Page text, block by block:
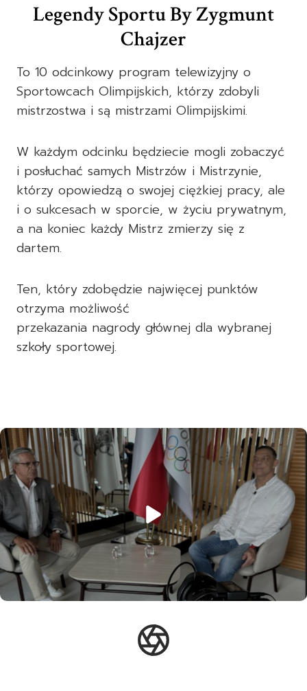
Legendy Sportu By Zygmunt
Chajzer
To 10 odcinkowy program telewizyjny o
Sportowcach Olimpijskich, którzy zdobyli
mistrzostwa i są mistrzami Olimpijskimi.
W każdym odcinku będziecie mogli zobaczyć
i posłuchać samych Mistrzów i Mistrzynie,
którzy opowiedzą o swojej ciężkiej pracy, ale
i o sukcesach w sporcie, w życiu prywatnym,
a na koniec każdy Mistrz zmierzy się z
dartem.
Ten, który zdobędzie najwięcej punktów
otrzyma możliwość
przekazania nagrody głównej dla wybranej
szkoły sportowej.